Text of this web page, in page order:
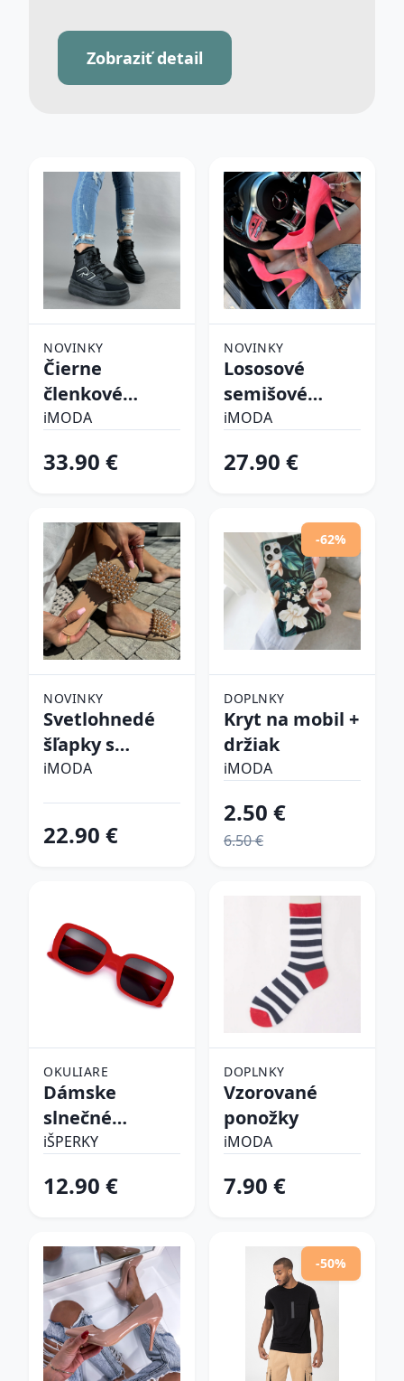
Zobraziť detail
NOVINKY
Čierne
členkové
zateplené
iMODA
33.90 €
NOVINKY
Lososové
semišové
lodičky
iMODA
27.90 €
NOVINKY
Svetlohnedé
šľapky s
perličkami
iMODA
22.90 €
-62%
DOPLNKY
Kryt na mobil +
držiak
iMODA
2.50 €
6.50 €
OKULIARE
Dámske
slnečné
okuliare
iŠPERKY
12.90 €
DOPLNKY
Vzorované
ponožky
iMODA
7.90 €
-50%